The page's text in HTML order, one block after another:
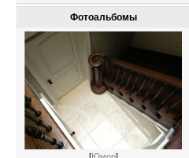
Фотоальбомы